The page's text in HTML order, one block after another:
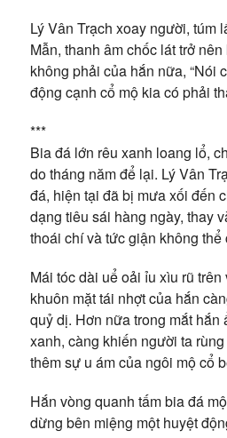
Lý Vân Trạch xoay người, túm
Mẫn, thanh âm chốc lát trở
không phải của hắn nữa, “Nói
động cạnh cổ mộ kia có phải
***
Bia đá lớn rêu xanh loang lổ,
do tháng năm để lại. Lý Vân
đá, hiện tại đã bị mưa xối đến
dạng tiêu sái hàng ngày, thay
thoái chí và tức giận không thể
Mái tóc dài uể oải ỉu xìu rũ
khuôn mặt tái nhợt của hắn
quỷ dị. Hơn nữa trong mắt hắn
xanh, càng khiến người ta
thêm sự u ám của ngôi mộ cổ
Hắn vòng quanh tấm bia đá
dừng bên miệng một huyệt